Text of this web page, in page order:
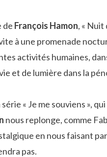
de François Hamon, « Nuit
à une promenade
activités humaines,
et de lumière dans la
« Je me souviens »,
nous replonge, comme
en nous faisant
pas.